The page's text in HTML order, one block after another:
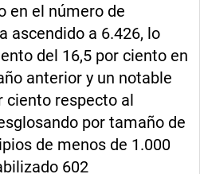
en el número de
ascendido a 6.426, lo
del 16,5 por ciento en
anterior y un notable
ciento respecto al
por tamaño de
de menos de 1.000
602